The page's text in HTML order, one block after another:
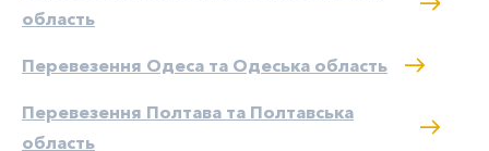
область
Перевезення Одеса та Одеська область
Перевезення Полтава та Полтавська
область